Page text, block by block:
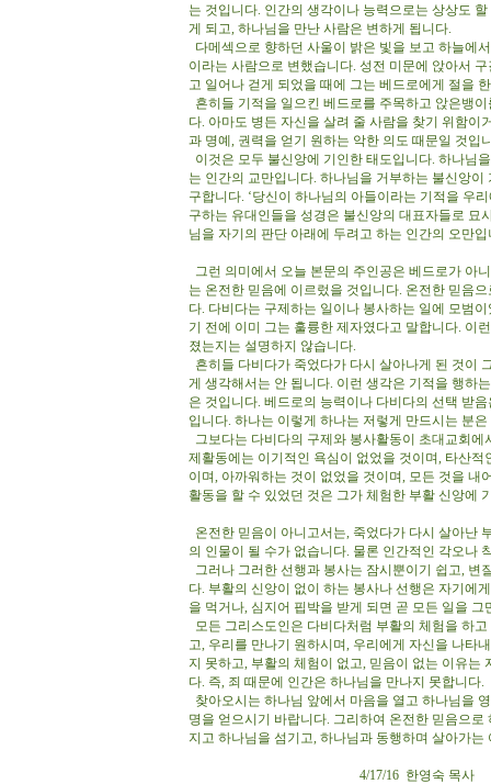
는 것입니다. 인간의 생각이나 능력으로는 상상도
게 되고, 하나님을 만난 사람은 변하게 됩니다.
다메섹으로 향하던 사울이 밝은 빛을 보고 하늘에
이라는 사람으로 변했습니다. 성전 미문에 앉아서
고 일어나 걷게 되었을 때에 그는 베드로에게 절
흔히들 기적을 일으킨 베드로를 주목하고 앉은뱅
다. 아마도 병든 자신을 살려 줄 사람을 찾기 위함
과 명예, 권력을 얻기 원하는 악한 의도 때문일 것입
이것은 모두 불신앙에 기인한 태도입니다. 하나님
는 인간의 교만입니다. 하나님을 거부하는 불신앙
구합니다. ‘당신이 하나님의 아들이라는 기적을 우
구하는 유대인들을 성경은 불신앙의 대표자들로 묘
님을 자기의 판단 아래에 두려고 하는 인간의 오만
그런 의미에서 오늘 본문의 주인공은 베드로가 아
는 온전한 믿음에 이르렀을 것입니다. 온전한 믿음
다. 다비다는 구제하는 일이나 봉사하는 일에 모범
기 전에 이미 그는 훌륭한 제자였다고 말합니다. 이
졌는지는 설명하지 않습니다.
흔히들 다비다가 죽었다가 다시 살아나게 된 것이
게 생각해서는 안 됩니다. 이런 생각은 기적을 행하
은 것입니다. 베드로의 능력이나 다비다의 선택 받
입니다. 하나는 이렇게 하나는 저렇게 만드시는 분
그보다는 다비다의 구제와 봉사활동이 초대교회
제활동에는 이기적인 욕심이 없었을 것이며, 타산
이며, 아까워하는 것이 없었을 것이며, 모든 것을
활동을 할 수 있었던 것은 그가 체험한 부활 신앙에
온전한 믿음이 아니고서는, 죽었다가 다시 살아난
의 인물이 될 수가 없습니다. 물론 인간적인 각오나
그러나 그러한 선행과 봉사는 잠시뿐이기 쉽고, 변
다. 부활의 신앙이 없이 하는 봉사나 선행은 자기에
을 먹거나, 심지어 핍박을 받게 되면 곧 모든 일을
모든 그리스도인은 다비다처럼 부활의 체험을 하
고, 우리를 만나기 원하시며, 우리에게 자신을 나타
지 못하고, 부활의 체험이 없고, 믿음이 없는 이유
다. 즉, 죄 때문에 인간은 하나님을 만나지 못합니다.
찾아오시는 하나님 앞에서 마음을 열고 하나님을
명을 얻으시기 바랍니다. 그리하여 온전한 믿음으
지고 하나님을 섬기고, 하나님과 동행하며 살아가
4/17/16 한영숙 목사